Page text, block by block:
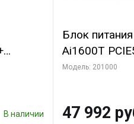
В наличии
Блок
Ai1600T
Titanium,
Модель: 201000
47 992